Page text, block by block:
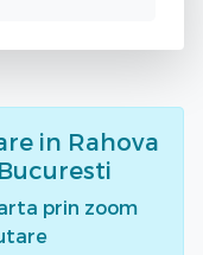
in Rahova
prin zoom